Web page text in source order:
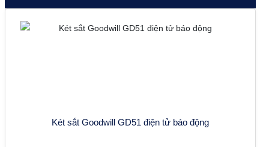
Két sắt Goodwill GD51 điện tử báo động